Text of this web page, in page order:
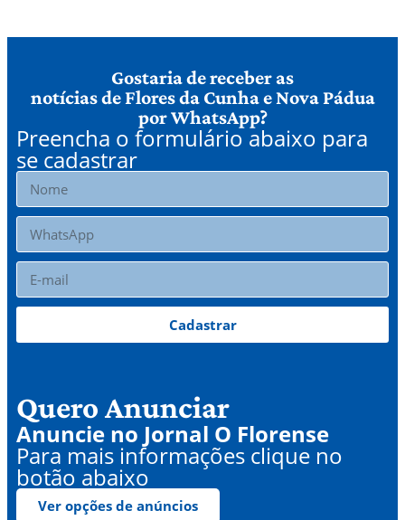
Gostaria de receber as
notícias de Flores da Cunha e Nova Pádua
por WhatsApp?
Preencha o formulário abaixo para
se cadastrar
Cadastrar
Quero Anunciar
Anuncie no Jornal O Florense
Para mais informações clique no
botão abaixo
Ver opções de anúncios